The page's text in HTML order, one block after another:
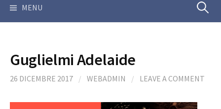
MENU Ricerca
Guglielmi Adelaide
26 DICEMBRE 2017 / WEBADMIN / LEAVE A COMMENT